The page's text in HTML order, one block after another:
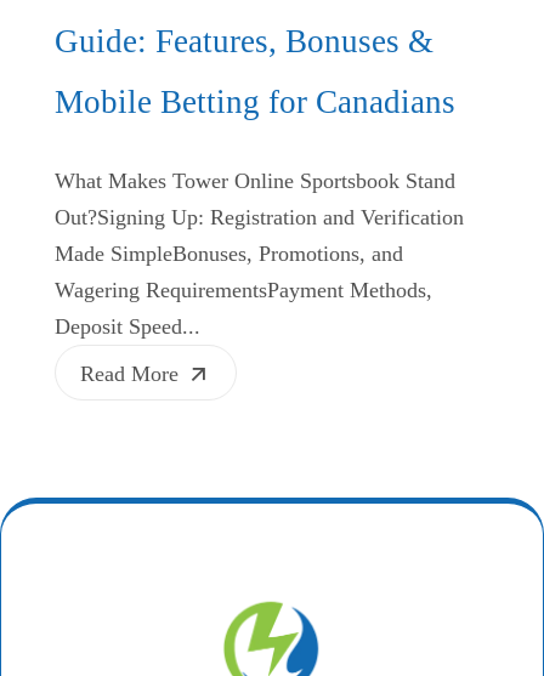
Guide: Features, Bonuses &
Mobile Betting for Canadians
What Makes Tower Online Sportsbook Stand
Out?Signing Up: Registration and Verification
Made SimpleBonuses, Promotions, and
Wagering RequirementsPayment Methods,
Deposit Speed...
Read More